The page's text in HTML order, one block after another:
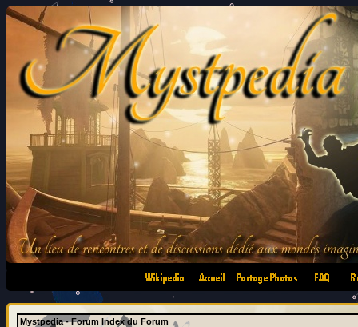
•
Mystpedia - Forum Index du Forum